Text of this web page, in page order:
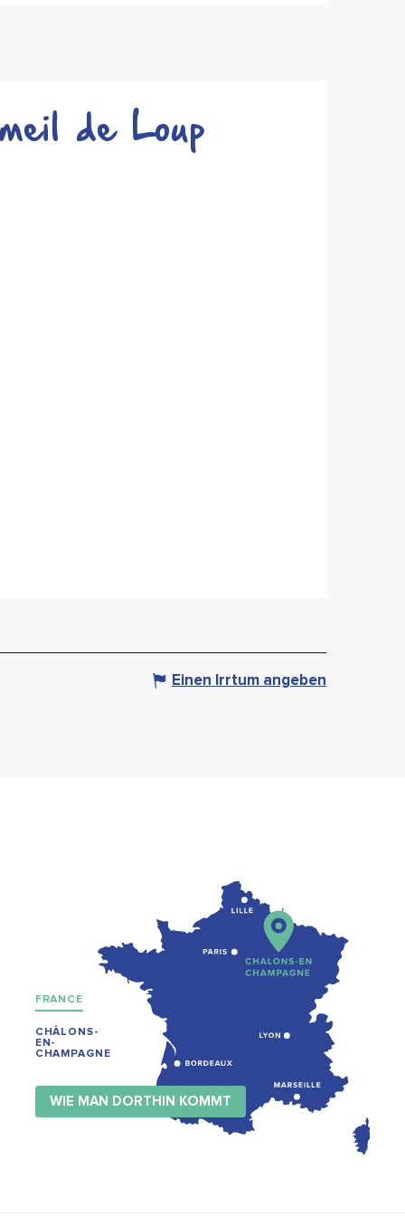
de Loup
Einen Irrtum angeben
FRANCE
CHÂLONS-
EN-
CHAMPAGNE
WIE MAN DORTHIN KOMMT